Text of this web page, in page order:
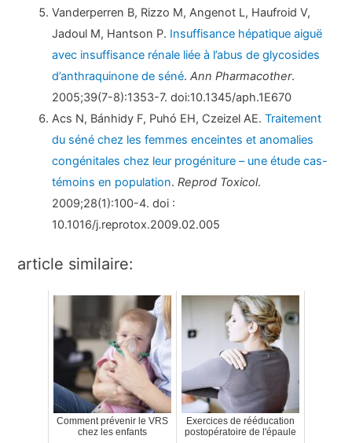
Vanderperren B, Rizzo M, Angenot L, Haufroid V,
Jadoul M, Hantson P. Insuffisance hépatique aiguë
avec insuffisance rénale liée à l’abus de glycosides
d’anthraquinone de séné.Ann Pharmacother.
2005;39(7-8):1353-7. doi:10.1345/aph.1E670
Acs N, Bánhidy F, Puhó EH, Czeizel AE.Traitement
du séné chez les femmes enceintes et anomalies
congénitales chez leur progéniture – une étude cas-
témoins en population.Reprod Toxicol.
2009;28(1):100-4. doi :
10.1016/j.reprotox.2009.02.005
article similaire:
Comment prévenir le VRS
chez les enfants
Exercices de rééducation
postopératoire de l'épaule